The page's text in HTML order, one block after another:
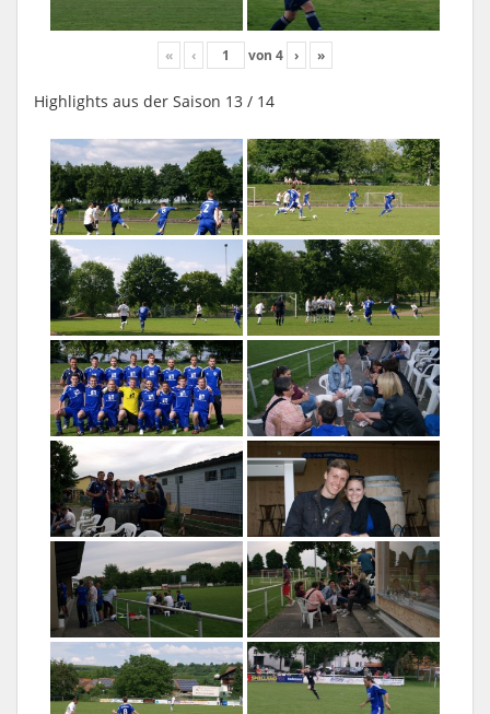
« ‹ von 4 › »
Highlights aus der Saison 13 / 14